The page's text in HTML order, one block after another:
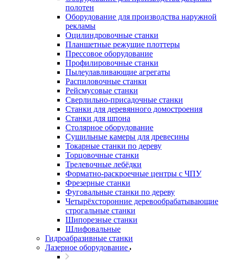
полотен
Оборудование для производства наружной
рекламы
Оцилиндровочные станки
Планшетные режущие плоттеры
Прессовое оборудование
Профилировочные станки
Пылеулавливающие агрегаты
Распиловочные станки
Рейсмусовые станки
Сверлильно-присадочные станки
Станки для деревянного домостроения
Станки для шпона
Столярное оборудование
Сушильные камеры для древесины
Токарные станки по дереву
Торцовочные станки
Трелевочные лебёдки
Форматно-раскроечные центры с ЧПУ
Фрезерные станки
Фуговальные станки по дереву
Четырёхсторонние деревообрабатывающие
строгальные станки
Шипорезные станки
Шлифовальные
Гидроабразивные станки
Лазерное оборудование